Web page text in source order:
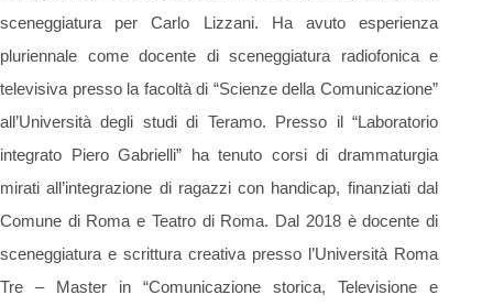
sceneggiatura per Carlo Lizzani. Ha avuto esperienza
pluriennale come docente di sceneggiatura radiofonica e
televisiva presso la facoltà di “Scienze della Comunicazione”
all’Università degli studi di Teramo. Presso il “Laboratorio
integrato Piero Gabrielli” ha tenuto corsi di drammaturgia
mirati all’integrazione di ragazzi con handicap, finanziati dal
Comune di Roma e Teatro di Roma. Dal 2018 è docente di
sceneggiatura e scrittura creativa presso l’Università Roma
Tre – Master in “Comunicazione storica, Televisione e